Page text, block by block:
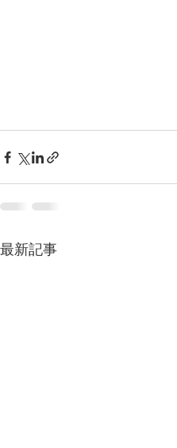
最新記事